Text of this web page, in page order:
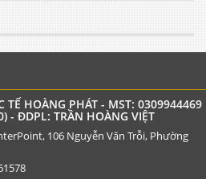
TẾ HOÀNG PHÁT - MST: 0309944469
- ĐDPL: TRẦN HOÀNG VIỆT
106 Nguyễn Văn Trỗi, Phường